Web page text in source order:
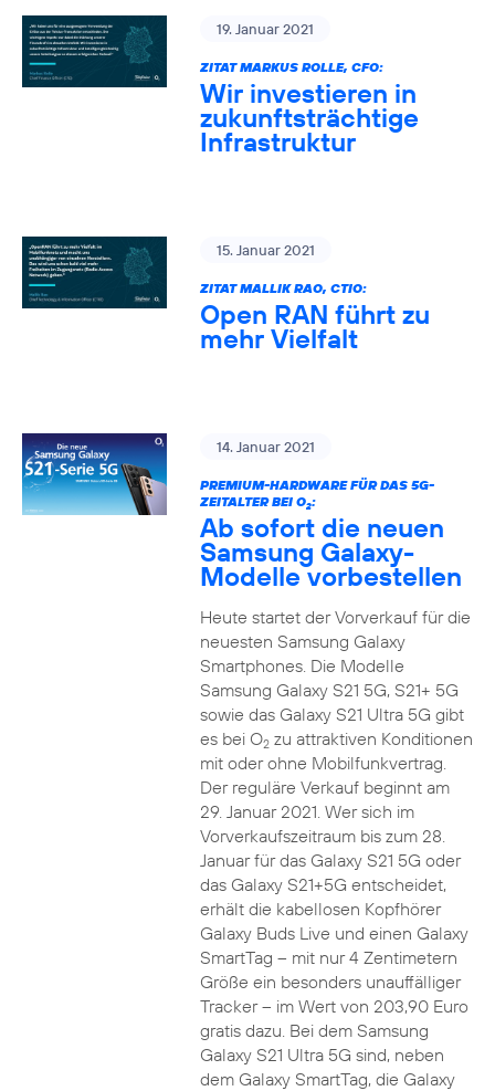
19. Januar 2021
ZITAT MARKUS ROLLE, CFO:
Wir investieren in
zukunftsträchtige
Infrastruktur
15. Januar 2021
ZITAT MALLIK RAO, CTIO:
Open RAN führt zu
mehr Vielfalt
14. Januar 2021
PREMIUM-HARDWARE FÜR DAS 5G-
ZEITALTER BEI O2:
Ab sofort die neuen
Samsung Galaxy-
Modelle vorbestellen
Heute startet der Vorverkauf für die
neuesten Samsung Galaxy
Smartphones. Die Modelle
Samsung Galaxy S21 5G, S21+ 5G
sowie das Galaxy S21 Ultra 5G gibt
es bei O2zu attraktiven Konditionen
mit oder ohne Mobilfunkvertrag.
Der reguläre Verkauf beginnt am
29. Januar 2021. Wer sich im
Vorverkaufszeitraum bis zum 28.
Januar für das Galaxy S21 5G oder
das Galaxy S21+5G entscheidet,
erhält die kabellosen Kopfhörer
Galaxy Buds Live und einen Galaxy
SmartTag – mit nur 4 Zentimetern
Größe ein besonders unauffälliger
Tracker – im Wert von 203,90 Euro
gratis dazu. Bei dem Samsung
Galaxy S21 Ultra 5G sind, neben
dem Galaxy SmartTag, die Galaxy